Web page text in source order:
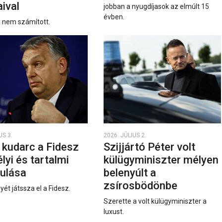
nem számított.
jobban a nyugdíjasok az elmúlt 15
évben.
3.
a Fidesz
és tartalmi
játssza el a Fidesz.
2026. JÚLIUS 2.
Szijjártó Péter volt
külügyminiszter mélyen
belenyúlt a
zsírosbödönbe
Szerette a volt külügyminiszter a
luxust.